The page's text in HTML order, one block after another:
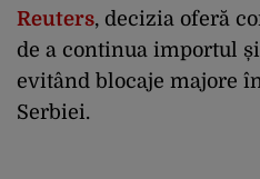
Reuters, decizia oferă
de a continua importul
evitând blocaje majore
Serbiei.